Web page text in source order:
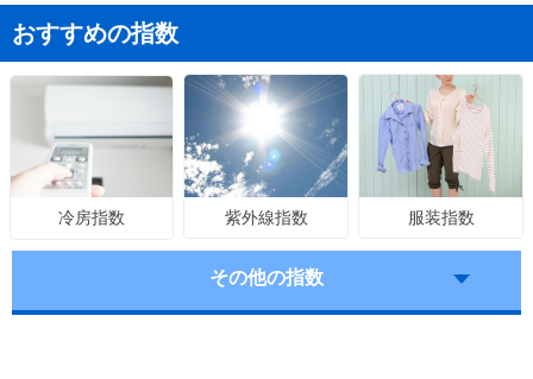
おすすめの指数
冷房指数 紫外線指数 服装指数
その他の指数